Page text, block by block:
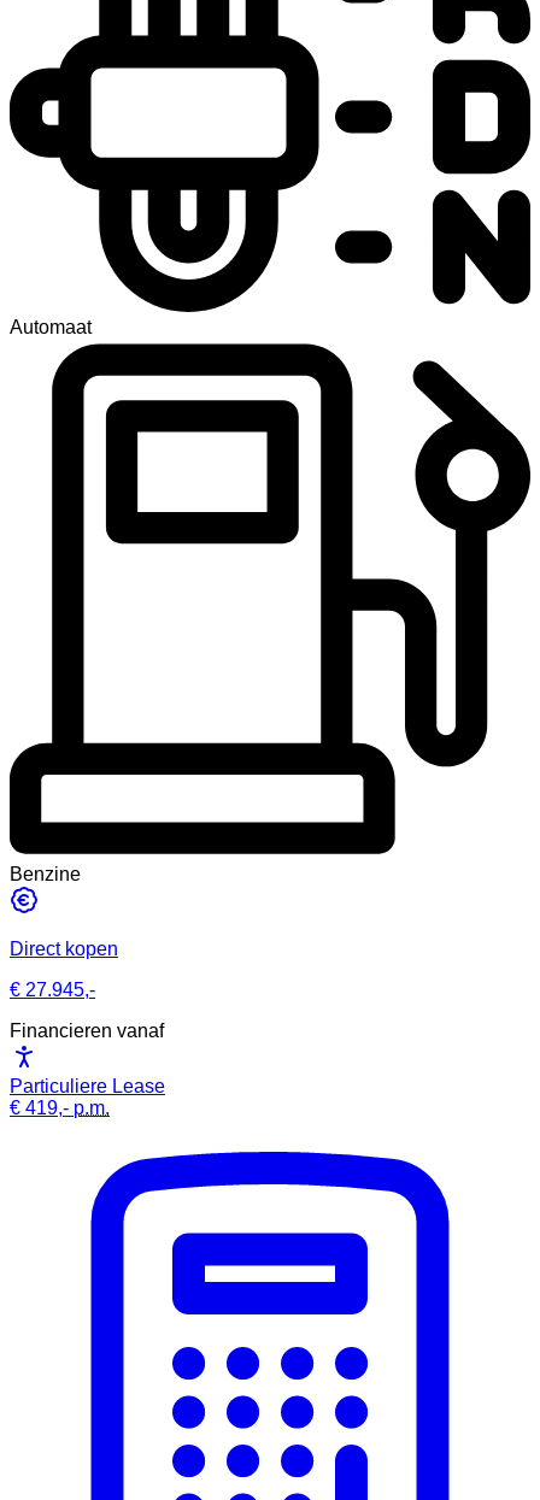
Automaat
Benzine
Direct kopen
€ 27.945,-
Financieren vanaf
Particuliere Lease
€ 419,- p.m.